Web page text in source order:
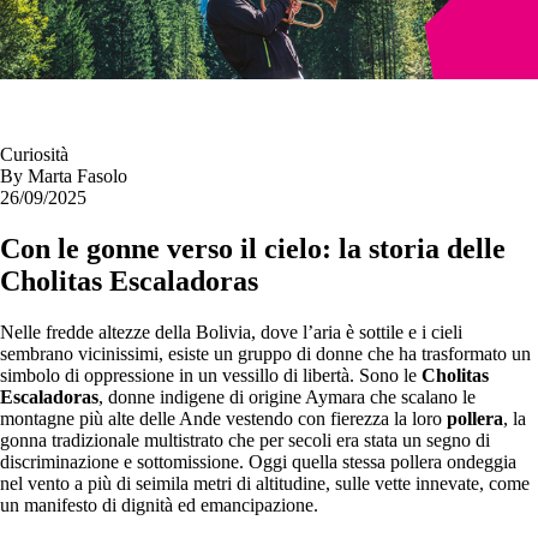
Curiosità
By Marta Fasolo
26/09/2025
Con le gonne verso il cielo: la storia delle
Cholitas Escaladoras
Nelle fredde altezze della Bolivia, dove l’aria è sottile e i cieli
sembrano vicinissimi, esiste un gruppo di donne che ha trasformato un
simbolo di oppressione in un vessillo di libertà. Sono le Cholitas
Escaladoras, donne indigene di origine Aymara che scalano le
montagne più alte delle Ande vestendo con fierezza la loro pollera, la
gonna tradizionale multistrato che per secoli era stata un segno di
discriminazione e sottomissione. Oggi quella stessa pollera ondeggia
nel vento a più di seimila metri di altitudine, sulle vette innevate, come
un manifesto di dignità ed emancipazione.